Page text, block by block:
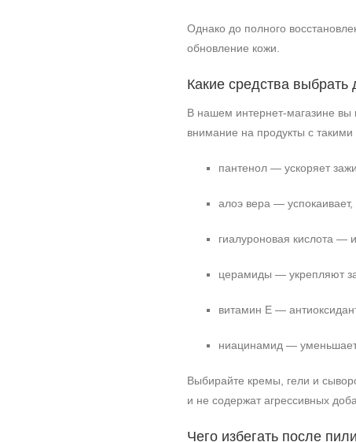
Однако до полного
обновление кожи.
Какие средства
В нашем интернет‑магазине вы
внимание на продукты с
пантенол — ускоряет
алоэ вера —
гиалуроновая кислота —
церамиды — укрепляют
витамин Е —
ниацинамид — уменьшает
Выбирайте кремы, гели и
и не содержат агрессивных
Чего избегать после